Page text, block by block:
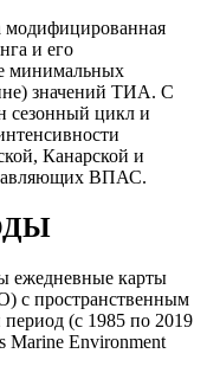
модифицированная
и его
минимальных
значений ТИА. С
сезонный цикл и
Канарской и
ВПАС.
ежедневные карты
с пространственным
период (с 1985 по 2019
Marine Environment